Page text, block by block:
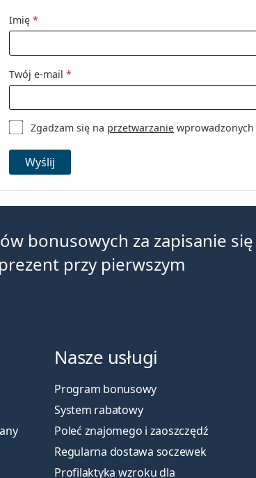
Imię *
Twój e-mail *
Zgadzam się na przetwarzanie
Wyślij
bonusowych za zapisanie się
przy pierwszym
Nasze usługi
Program bonusowy
System rabatowy
Poleć znajomego i zaoszczędź
Regularna dostawa soczewek
Profilaktyka wzroku dla